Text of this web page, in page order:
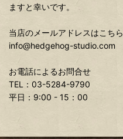
ますと幸いです。
当店のメールアドレスはこちら
info@hedgehog-studio.com
お電話によるお問合せ
TEL：03-5284-9790
平日：9:00 - 15：00